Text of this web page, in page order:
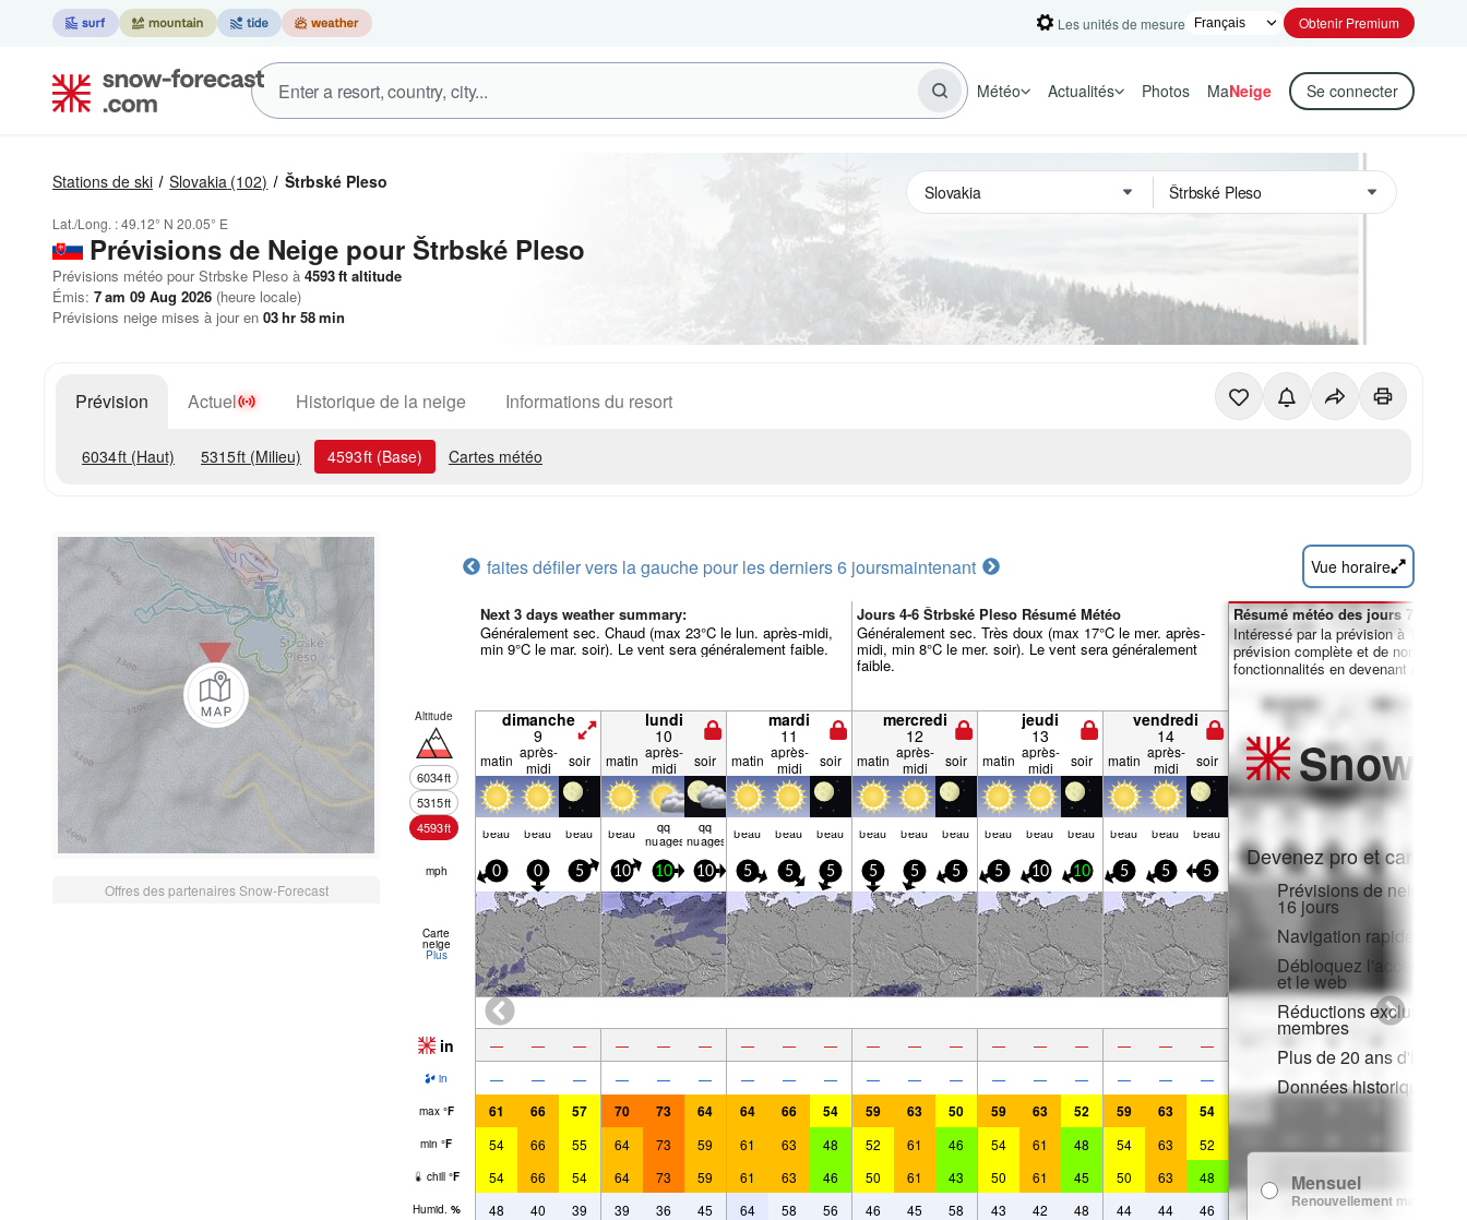
Les unités de mesure Obtenir Premium
Météo Actualités Photos MaNeige Se connecter
Stations de ski Slovakia (102) Štrbské Pleso
Lat./Long. :49.12° N 20.05° E
Prévisions de Neige pour Štrbské Pleso
Prévisions météo pour Strbske Pleso à 4593ft altitude
Émis: 7 am 09 Aug 2026 (heure locale)
Prévisions neige mises à jour en 03hr 58min
Prévision Actuel Historique de la neige Informations du resort
6034ft (Haut) 5315ft (Milieu) 4593ft (Base) Cartes météo
Offres des partenaires Snow-Forecast
faites défiler vers la gauche pour les derniers 6 joursmaintenant Vue horaire
Next 3 days weather summary:
Généralement sec. Chaud (max 23°C le lun. après-midi,
min 9°C le mar. soir). Le vent sera généralement faible.
Jours 4-6 Štrbské Pleso Résumé Météo
Généralement sec. Très doux (max 17°C le mer. après-
midi, min 8°C le mer. soir). Le vent sera généralement
faible.
Altitude
6034ft
5315ft
4593ft
dimanche
9
lundi
10
mardi
11
mercredi
12
jeudi
13
vendredi
14
matin après-
midi
soir matin après-
midi
soir matin après-
midi
soir matin après-
midi
soir matin après-
midi
soir matin après-
midi
soir
beau beau beau beau qq
nuages
qq
nuages beau beau beau beau beau beau beau beau beau beau beau beau
mph 0 0 5 10 10 10 5 5 5 5 5 5 5 10 10 5 5 5
Carte
neige
Plus
in — — — — — — — — — — — — — — — — — —
in — — — — — — — — — — — — — — — — — —
max °F 61 66 57 70 73 64 64 66 54 59 63 50 59 63 52 59 63 54
min °F 54 66 55 64 73 59 61 63 48 52 61 46 54 61 48 54 63 52
chill °F 54 66 54 64 73 59 61 63 46 50 61 43 50 61 45 50 63 48
Humid. % 48 40 39 39 36 45 64 58 56 46 45 58 43 42 48 44 44 46
Résumé météo des jours 7-16 :
Intéressé par la prévision à 16 jours
prévision complète et de
fonctionnalités en devenant membre
Snow
Devenez pro et carve en:
Prévisions de neige
16 jours
Navigation rapide sans
Débloquez l'accès
et le web
Réductions exclusives
membres
Plus de 20 ans
Données historiques de
Mensuel
Renouvellement mensuel